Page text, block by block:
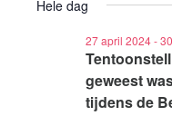
12
een
Hele dag
geweest
tijdens de
27 april 2024-